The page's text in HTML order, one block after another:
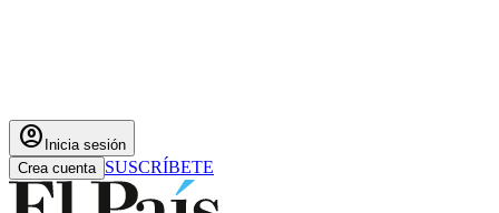
account_circle Inicia sesión
Crea cuenta SUSCRÍBETE